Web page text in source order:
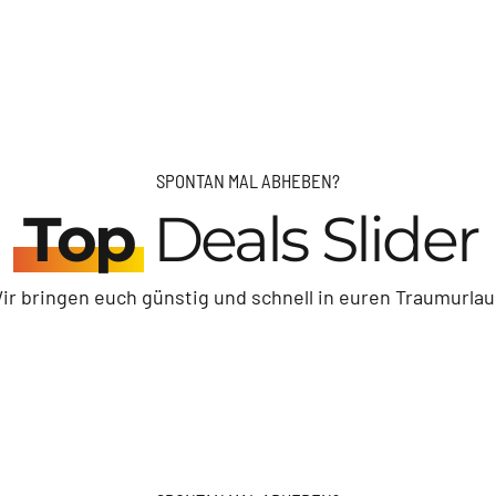
SPONTAN MAL ABHEBEN?
TopDeals Slider
bringen euch günstig und schnell in euren